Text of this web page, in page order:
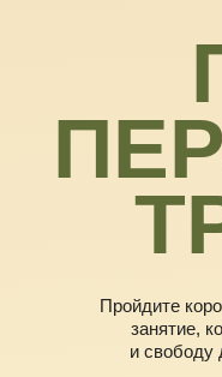
Пройдите
занятие,
и свободу